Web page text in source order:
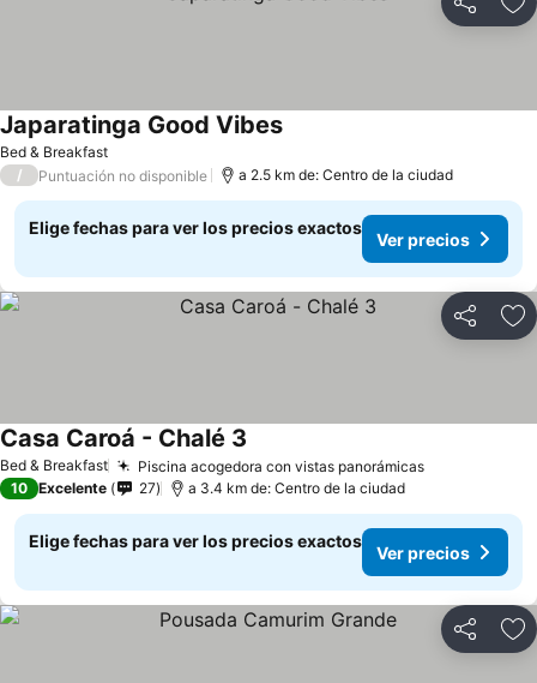
Compartir
Bed & Breakfast
Japaratinga Good VibesVer precios
/ Puntuación no disponible a 2.5 km de: Centro de la ciudad
Elige fechas para ver los precios exactos
Ver precios
Compartir
Bed & Breakfast Piscina acogedora con vistas panorámicasVer precios
Casa Caroá - Chalé 3
10 Excelente 27 a 3.4 km de: Centro de la ciudad
Elige fechas para ver los precios exactos
Ver precios
Compartir